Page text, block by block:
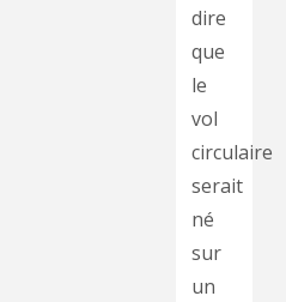
dire
que
le
vol
circulaire
serait
né
sur
un